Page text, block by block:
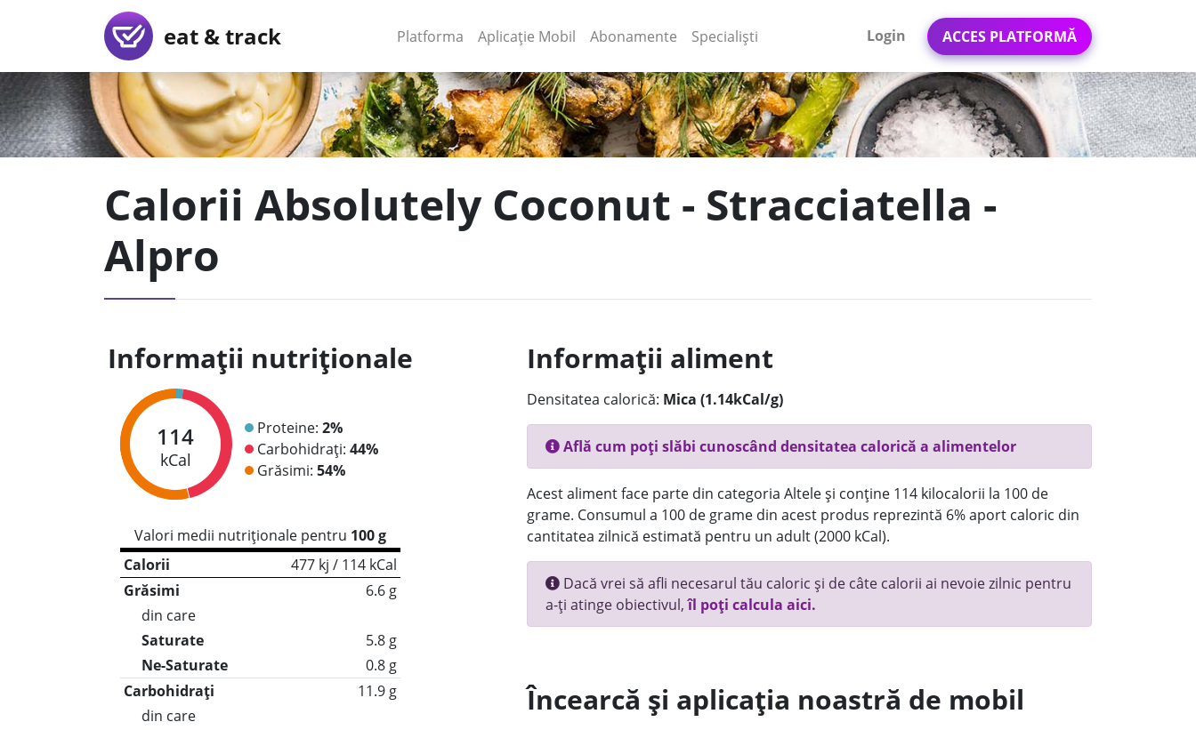
eat & track Platforma (current)
Aplicație Mobil (current)
Abonamente Specialiști Login ACCES PLATFORMĂ
Calorii Absolutely Coconut - Stracciatella -
Alpro
Informații nutriționale
114
kCal
Proteine: 2%
Carbohidrați: 44%
Grăsimi: 54%
Valori medii nutriționale pentru 100 g
Calorii
477 kj / 114 kCal
Grăsimi
6.6 g
din care
Saturate
5.8 g
Ne-Saturate
0.8 g
Carbohidrați
11.9 g
din care
Informații aliment
Densitatea calorică: Mica (1.14kCal/g)
Află cum poți slăbi cunoscând densitatea calorică a alimentelor
Acest aliment face parte din categoria Altele și conține 114 kilocalorii la 100 de
grame. Consumul a 100 de grame din acest produs reprezintă 6% aport caloric din
cantitatea zilnică estimată pentru un adult (2000 kCal).
Dacă vrei să afli necesarul tău caloric și de câte calorii ai nevoie zilnic pentru
a-ți atinge obiectivul,îl poți calcula aici.
Încearcă și aplicația noastră de mobil